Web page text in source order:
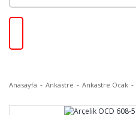
Anasayfa Ankastre Ankastre Ocak